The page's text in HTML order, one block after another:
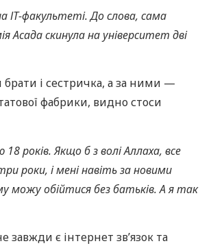
ІТ-факультеті. До слова, сама
Асада скинула на університет дві
брати і сестричка, а за ними —
фабрики, видно стоси
років. Якщо б з волі Аллаха, все
роки, і мені навіть за новими
можу обійтися без батьків. А я так
є інтернет зв’язок та